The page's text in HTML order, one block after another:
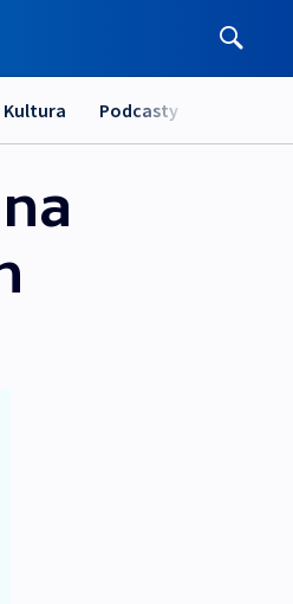
Kultura Podcasty